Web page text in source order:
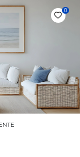
0